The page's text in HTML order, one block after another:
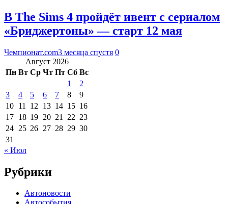
В The Sims 4 пройдёт ивент с сериалом
«Бриджертоны» — старт 12 мая
Чемпионат.com3 месяца спустя 0
Август 2026
Пн Вт Ср Чт Пт Сб Вс
1
2
3
4 5 6 7 8
9
10 11 12 13 14 15 16
17 18 19 20 21 22 23
24 25 26 27 28 29 30
31
« Июл
Рубрики
Автоновости